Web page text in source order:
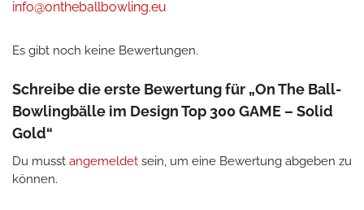
info@ontheballbowling.eu
Es gibt noch keine Bewertungen.
Schreibe die erste Bewertung für „On The Ball-
Bowlingbälle im Design Top 300 GAME – Solid
Gold“
Du musst angemeldet sein, um eine Bewertung abgeben zu
können.